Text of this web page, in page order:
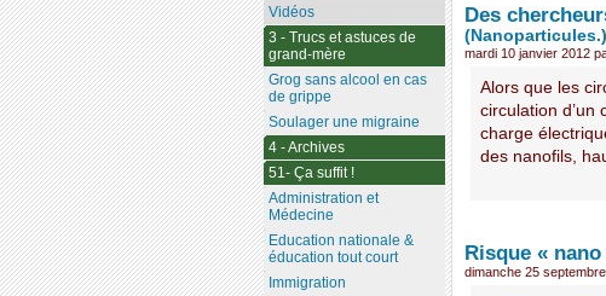
Des
(Nanoparticules.)
mardi 10 janvier 2012
Alors que les
circulation d’un
charge
des nanofils,
Risque «
dimanche 25 septembre
Vidéos
3 - Trucs et astuces de
grand-mère
Grog sans alcool en cas
de grippe
Soulager une migraine
4 - Archives
51- Ça suffit !
Administration et
Médecine
Education nationale &
éducation tout court
Immigration